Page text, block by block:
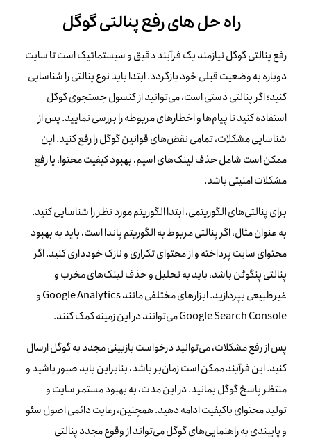
راه حل های رفع پنالتی گوگل
رفع پنالتی گوگل نیازمند یک فرآیند دقیق و سیستماتیک است تا سایت
دوباره به وضعیت قبلی خود بازگردد. ابتدا باید نوع پنالتی را شناسایی
کنید؛ اگر پنالتی دستی است، می‌توانید از کنسول جستجوی گوگل
استفاده کنید تا پیام‌ها و اخطارهای مربوطه را بررسی نمایید. پس از
شناسایی مشکلات، تمامی نقض‌های قوانین گوگل را رفع کنید. این
ممکن است شامل حذف لینک‌های اسپم، بهبود کیفیت محتوا، یا رفع
مشکلات امنیتی باشد.
برای پنالتی‌های الگوریتمی، ابتدا الگوریتم مورد نظر را شناسایی کنید.
به عنوان مثال، اگر پنالتی مربوط به الگوریتم پاندا است، باید به بهبود
محتوای سایت پرداخته و از محتوای تکراری و نازک خودداری کنید. اگر
پنالتی پنگوئن باشد، باید به تحلیل و حذف لینک‌های مخرب و
غیرطبیعی بپردازید. ابزارهای مختلفی مانند Google Analytics و
Google Search Console می‌توانند در این زمینه کمک کنند.
پس از رفع مشکلات، می‌توانید درخواست بازبینی مجدد به گوگل ارسال
کنید. این فرآیند ممکن است زمان‌بر باشد، بنابراین باید صبور باشید و
منتظر پاسخ گوگل بمانید. در این مدت، به بهبود مستمر سایت و
تولید محتوای باکیفیت ادامه دهید. همچنین، رعایت دائمی اصول سئو
و پایبندی به راهنمایی‌های گوگل می‌تواند از وقوع مجدد پنالتی